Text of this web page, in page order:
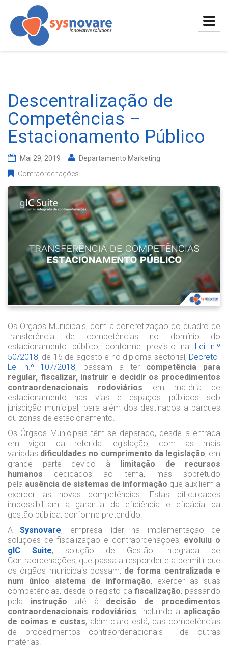
Descentralização de
Competências –
Estacionamento Público
Mai 29, 2019
Departamento Marketing
Contraordenações
Os Órgãos Municipais, com a concretização do quadro de
transferência de competências no domínio do
estacionamento público, conforme previsto na Lei n.º
50/2018, de 16 de agosto e no diploma sectorial, Decreto-
Lei n.º 107/2018, passam a ter competência para
regular, fiscalizar, instruir e decidir os procedimentos
contraordenacionais rodoviários em matéria de
estacionamento nas vias e espaços públicos sob
jurisdição municipal, para além dos destinados a parques
ou zonas de estacionamento.
Os Órgãos Municipais têm-se deparado, desde a entrada
em vigor da referida legislação, com as mais
variadas dificuldades no cumprimento da legislação, em
grande parte devido à
limitação de recursos
humanos dedicados ao tema, mas sobretudo
pela ausência de sistemas de informação que auxiliem a
exercer as novas competências. Estas dificuldades
impossibilitam a garantia da eficiência e eficácia da
gestão pública, conforme pretendido.
ASysnovare, empresa líder na implementação de
soluções de fiscalização e contraordenações, evoluiu o
gIC Suite, solução de Gestão Integrada de
Contraordenações, que passa a responder e a permitir que
os órgãos municipais possam, de forma centralizada e
num único sistema de informação, exercer as suas
competências, desde o registo dafiscalização, passando
pela instrução até à decisão de procedimentos
contraordenacionais rodoviários, incluindo a aplicação
de coimas e custas, além claro está, das competências
de procedimentos contraordenacionais de outras
matérias.